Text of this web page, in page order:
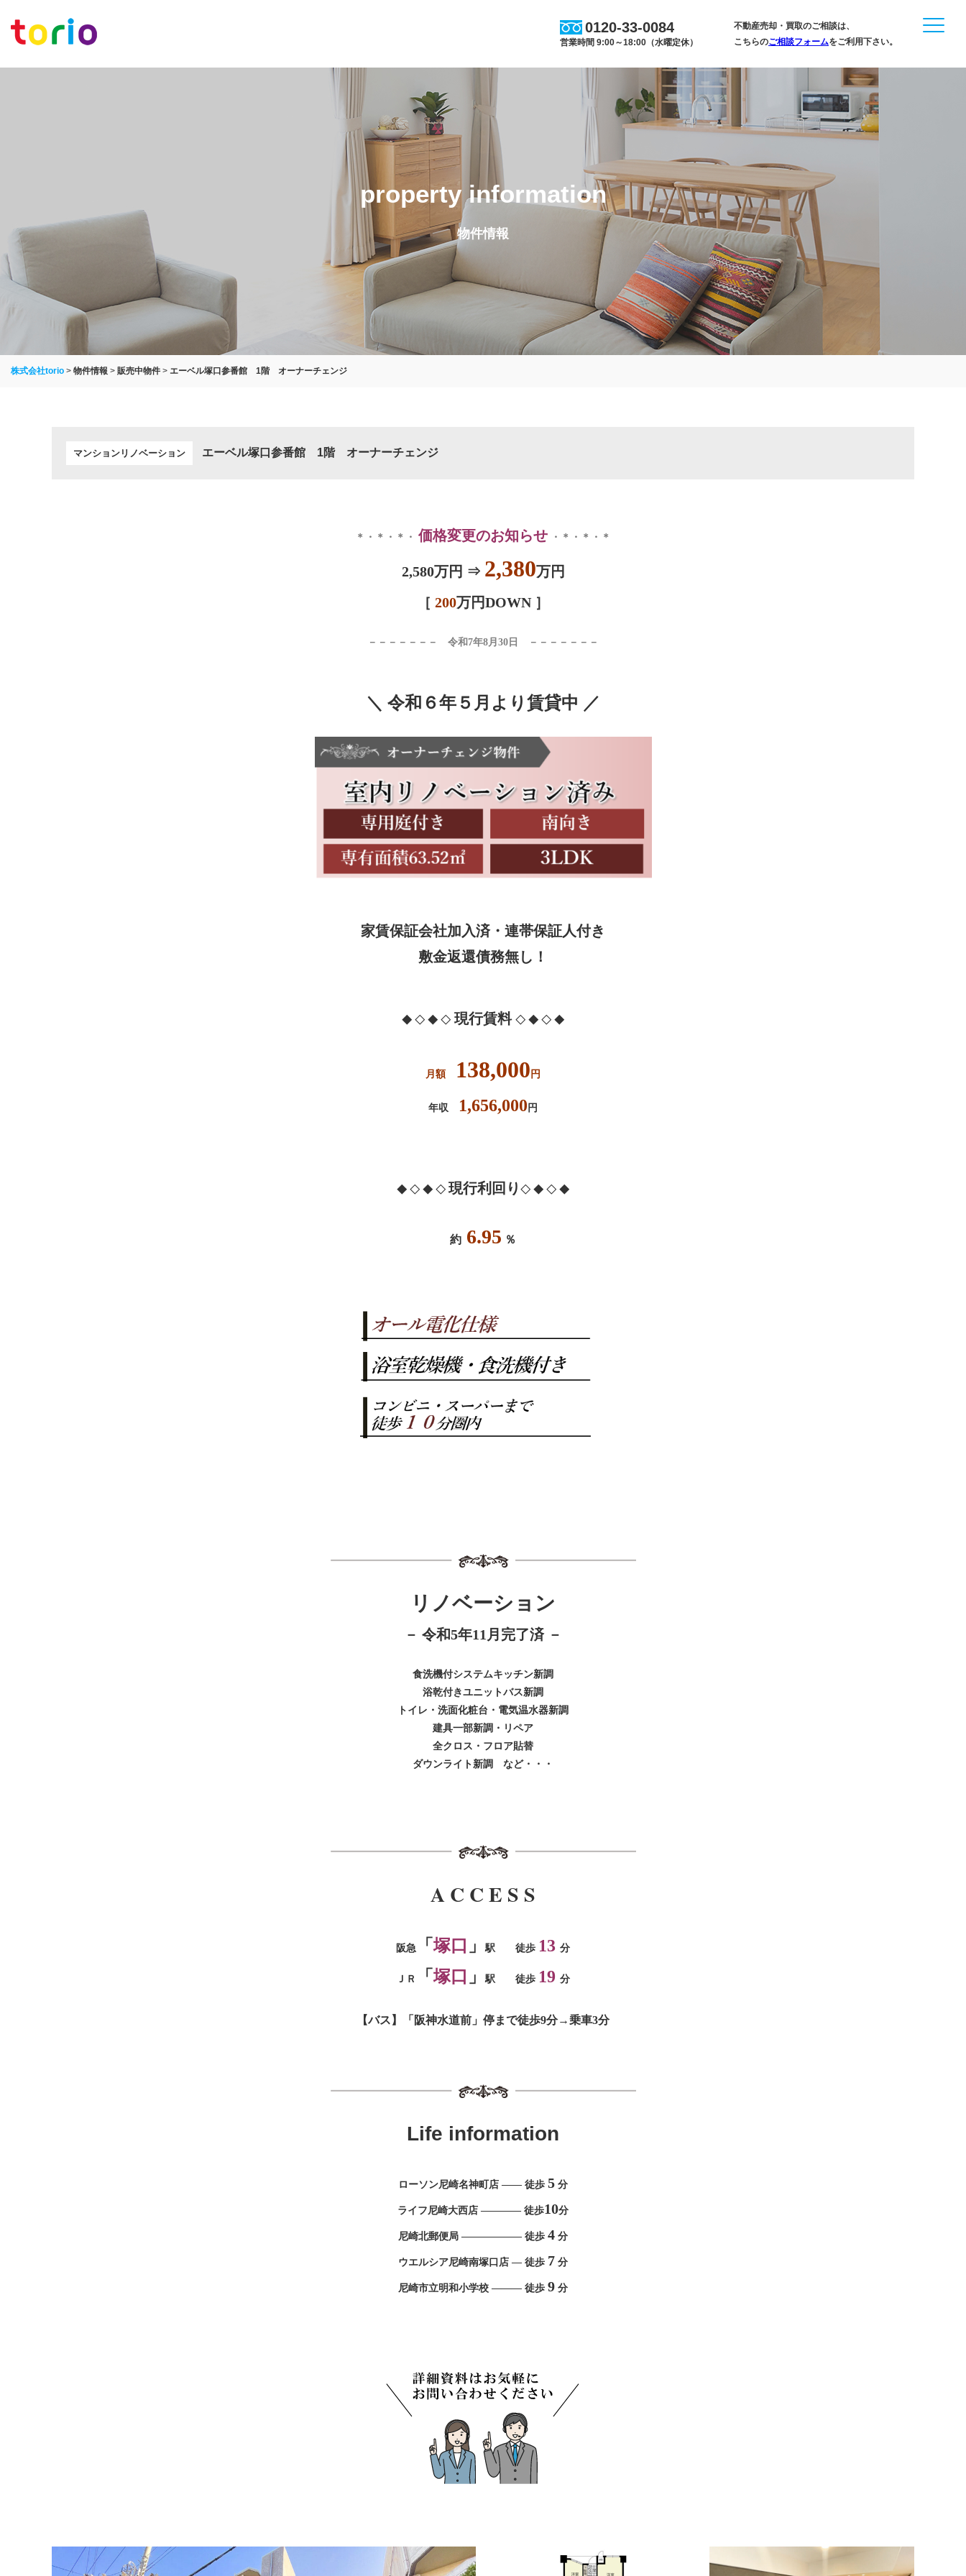
不動産売却・買取のご相談は、
こちらのご相談フォームをご利用下さい。
0120-33-0084
営業時間 9:00～18:00（水曜定休）
property information
物件情報
株式会社torio > 物件情報 > 販売中物件 > エーベル塚口参番館 1階 オーナーチェンジ
マンションリノベーション エーベル塚口参番館 1階 オーナーチェンジ
＊・＊・＊・ 価格変更のお知らせ ・＊・＊・＊
2,580万円 ⇒ 2,380万円
［ 200万円DOWN ］
－－－－－－－ 令和7年8月30日 －－－－－－－
＼ 令和６年５月より賃貸中 ／
家賃保証会社加入済・連帯保証人付き
敷金返還債務無し！
◆ ◇ ◆ ◇ 現行賃料 ◇ ◆ ◇ ◆
月額 138,000 円
年収 1,656,000 円
◆ ◇ ◆ ◇ 現行利回り ◇ ◆ ◇ ◆
約 6.95 ％
リノベーション
－ 令和5年11月完了済 －
食洗機付システムキッチン新調
浴乾付きユニットバス新調
トイレ・洗面化粧台・電気温水器新調
建具一部新調・リペア
全クロス・フロア貼替
ダウンライト新調 など・・・
A C C E S S
阪急 「塚口 」 駅 徒歩 13 分
ＪＲ 「塚口 」 駅 徒歩 19 分
【バス】「阪神水道前」停まで徒歩9分→乗車3分
Life information
ローソン尼崎名神町店 —— 徒歩 5 分
ライフ尼崎大西店 ———— 徒歩10分
尼崎北郵便局 —————— 徒歩 4 分
ウエルシア尼崎南塚口店 — 徒歩 7 分
尼崎市立明和小学校 ——— 徒歩 9 分